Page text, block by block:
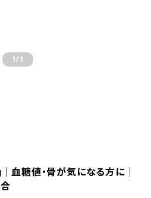
1 /1
血糖値・骨が気になる方に｜